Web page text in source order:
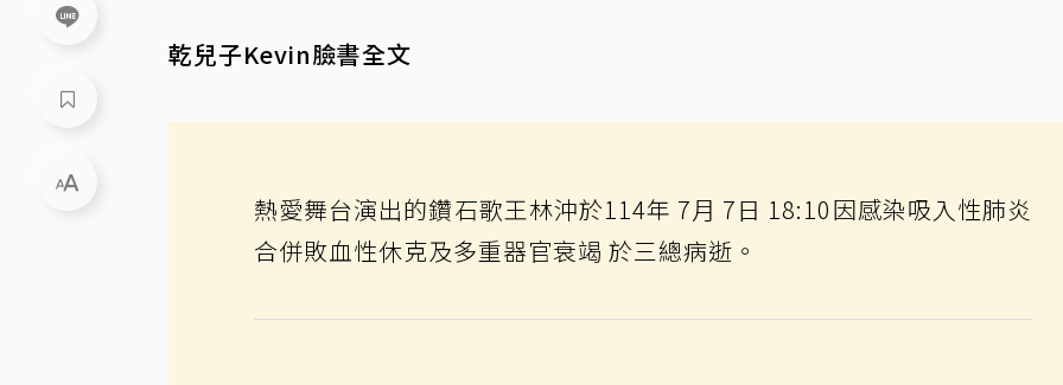
乾兒子Kevin臉書全文
熱愛舞台演出的鑽石歌王林沖於114年 7月 7日 18:10因感染吸入性肺炎
合併敗血性休克及多重器官衰竭 於三總病逝。